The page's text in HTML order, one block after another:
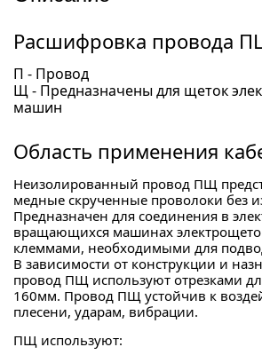
Расшифровка провода
П - Провод
Щ - Предназначены для щеток
машин
Область применения
Неизолированный провод ПЩ
медные скрученные проволоки без
Предназначен для соединения в
вращающихся машинах
клеммами, необходимыми для
В зависимости от конструкции и
провод ПЩ используют отрезками
160мм. Провод ПЩ устойчив к
плесени, ударам, вибрации.
ПЩ используют: